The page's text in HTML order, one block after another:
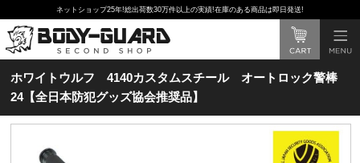
ネットショップ25年!総出荷数30万件以上の実績!在庫のある商品は即日発送!
ホワイトウルフ 4140カスタムスチール オートロック警棒
24【全日本防犯グッズ協会推奨品】